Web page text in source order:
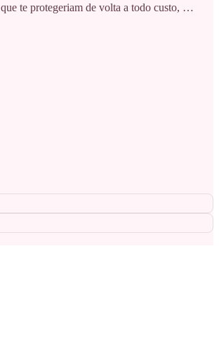
que te protegeriam de volta a todo custo, …